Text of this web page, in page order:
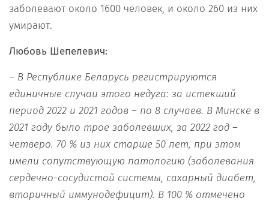
заболевают около 1600 человек, и около 260 из них
умирают.
Любовь Шепелевич:
– В Республике Беларусь регистрируются
единичные случаи этого недуга: за истекший
период 2022 и 2021 годов – по 8 случаев. В Минске в
2021 году было трое заболевших, за 2022 год –
четверо. 70 % из них старше 50 лет, при этом
имели сопутствующую патологию (заболевания
сердечно-сосудистой системы, сахарный диабет,
вторичный иммунодефицит). В 100 % отмечено